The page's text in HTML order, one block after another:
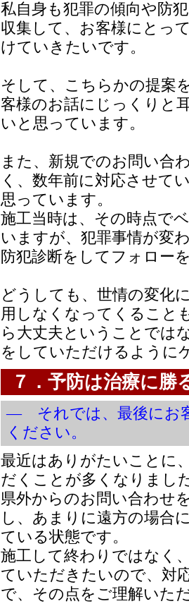
私自身も犯罪の傾向や防
収集して、お客様にとっ
けていきたいです。
そして、こちらかの提案
客様のお話にじっくりと
いと思っています。
また、新規でのお問い合
く、数年前に対応させて
思っています。
施工当時は、その時点で
いますが、犯罪事情が変
防犯診断をしてフォロー
どうしても、世情の変化
用しなくなってくること
ら大丈夫ということでは
をしていただけるように
７．予防は治療に勝
― それでは、最後にお
ください。
最近はありがたいことに
だくことが多くなりまし
県外からのお問い合わせ
し、あまりに遠方の場合
ている状態です。
施工して終わりではなく
ていただきたいので、対
で、その点をご理解いた